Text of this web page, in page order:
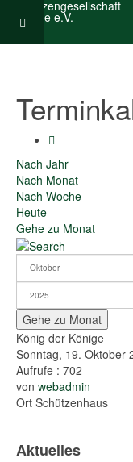
Nach Jahr
Nach Monat
Nach Woche
Heute
Gehe zu Monat
Gehe zu Monat
König der Könige
Sonntag, 19. Oktober
Aufrufe : 702
von webadmin
Ort Schützenhaus
Aktuelles